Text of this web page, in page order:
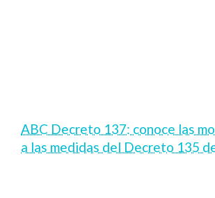
ABC Decreto 137: conoce las
a las medidas del Decreto 135